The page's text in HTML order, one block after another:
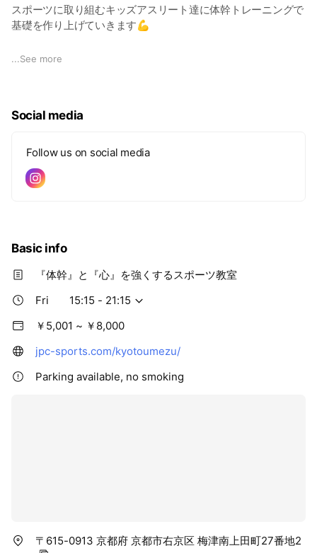
・運動嫌いを克服したい！
・運動能力を上げたい！
・挨拶や礼儀、集中力を身につけたい！
JPCスポーツ教室は全力でサポートさせていただきます！
スポーツに取り組むキッズアスリート達に体幹トレーニングで
基礎を作り上げていきます💪
「柔軟性」を高めるためのストレッチから始め、正しい姿勢の
のチューブトレーニングやマットトレーニングも行っていま
・スポーツでのパフォーマンスを向上させたい
・周りとの差をつけたい
ートしていきます‼︎
JPCで取り入れているKOBA式体幹バランスのメニューはリハ
ビリテーションを目的とした医学的視点から考案されているた
め、カラダに優しく誰でも参加できるトレーニングとなってお
ります！
お待ちしております♪
...See more
Social media
Follow us on social media
Basic info
『体幹』と『心』を強くするスポーツ教室
Fri
15:15 - 21:15
￥5,001 ~ ￥8,000
jpc-sports.com/kyotoumezu/
Parking available, no smoking
〒615-0913 京都府 京都市右京区 梅津南上田町27番地2